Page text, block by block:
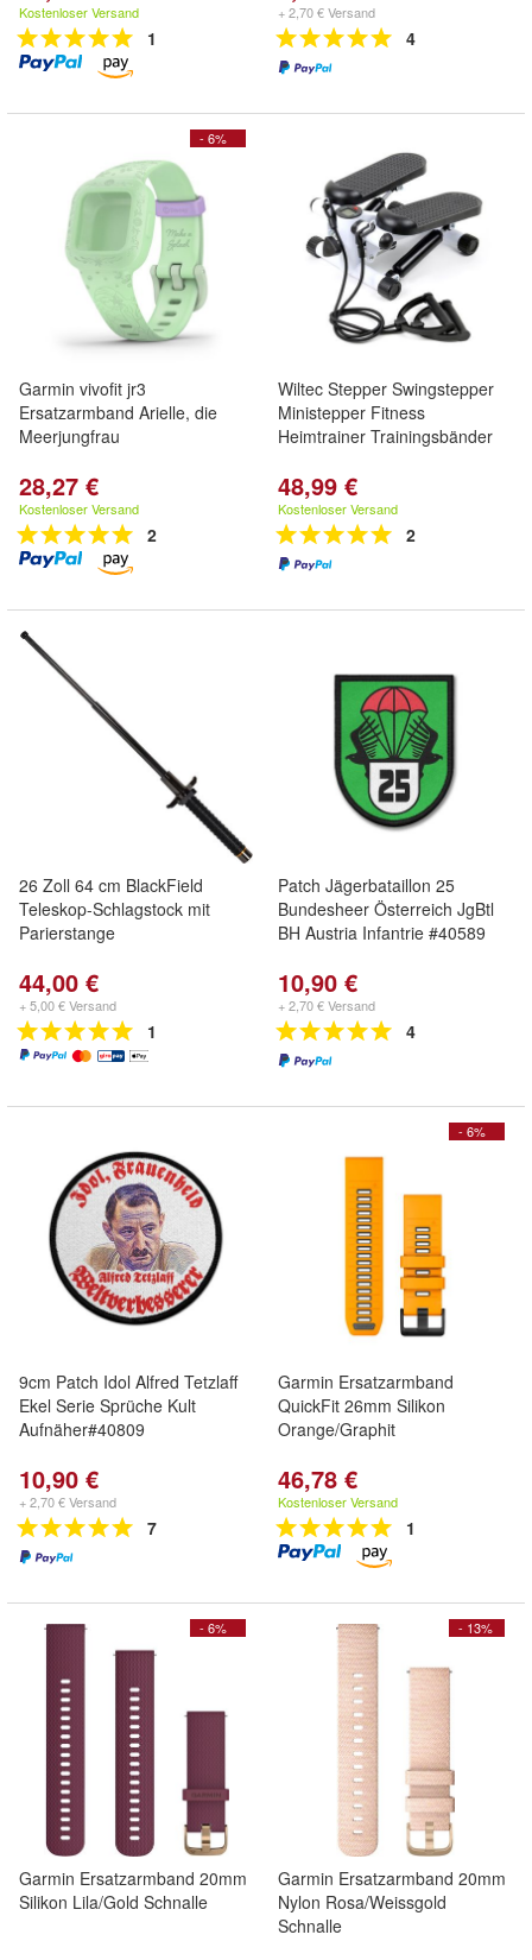
Kostenloser Versand
1
+ 2,70 € Versand
4
- 6%
Garmin vivofit jr3
Ersatzarmband Arielle, die
Meerjungfrau
28,27 €
Kostenloser Versand
2
Wiltec Stepper Swingstepper
Ministepper Fitness
Heimtrainer Trainingsbänder
48,99 €
Kostenloser Versand
2
26 Zoll 64 cm BlackField
Teleskop-Schlagstock mit
Parierstange
44,00 €
+ 5,00 € Versand
1
Patch Jägerbataillon 25
Bundesheer Österreich JgBtl
BH Austria Infantrie #40589
10,90 €
+ 2,70 € Versand
4
9cm Patch Idol Alfred Tetzlaff
Ekel Serie Sprüche Kult
Aufnäher#40809
10,90 €
+ 2,70 € Versand
7
- 6%
Garmin Ersatzarmband
QuickFit 26mm Silikon
Orange/Graphit
46,78 €
Kostenloser Versand
1
- 6%
Garmin Ersatzarmband 20mm
Silikon Lila/Gold Schnalle
- 13%
Garmin Ersatzarmband 20mm
Nylon Rosa/Weissgold
Schnalle